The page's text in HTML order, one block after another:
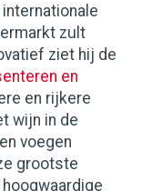
zult
ziet hij de
en
en rijkere
wijn in de
voegen
grootste